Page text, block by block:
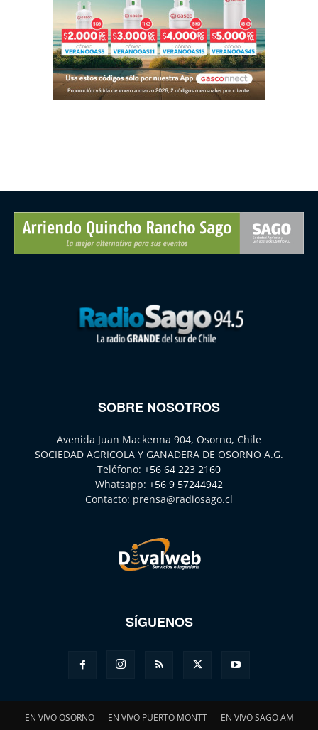
SOBRE NOSOTROS
Avenida Juan Mackenna 904, Osorno, Chile
SOCIEDAD AGRICOLA Y GANADERA DE OSORNO A.G.
Teléfono: +56 64 223 2160
Whatsapp: +56 9 57244942
Contacto: prensa@radiosago.cl
SÍGUENOS
EN VIVO OSORNO EN VIVO PUERTO MONTT EN VIVO SAGO AM